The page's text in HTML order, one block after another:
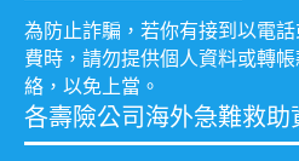
為防止詐騙，若你有接到以電
費時，請勿提供個人資料或轉
絡，以免上當。
各壽險公司海外急難救助